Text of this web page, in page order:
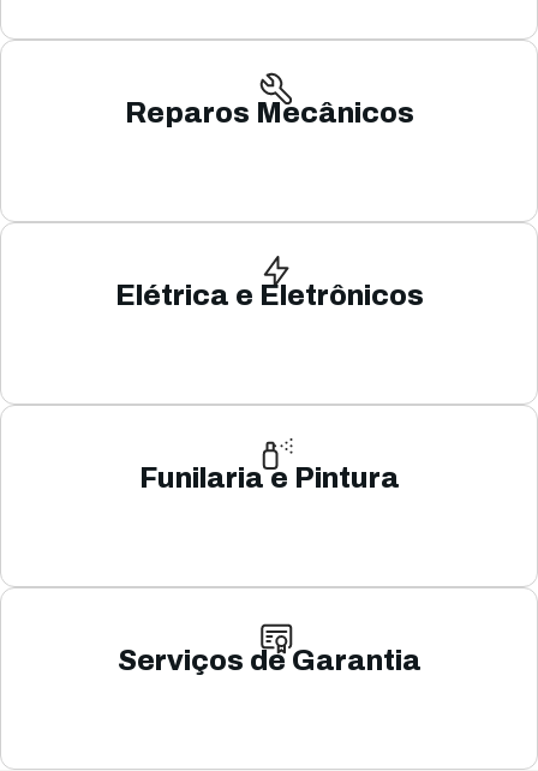
Reparos Mecânicos
Elétrica e Eletrônicos
Funilaria e Pintura
Serviços de Garantia